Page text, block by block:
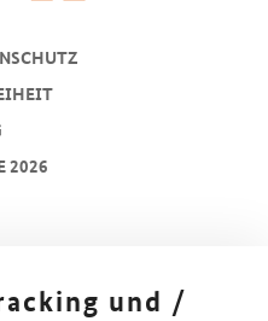
2026
und /